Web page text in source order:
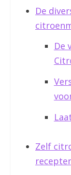
De
De
Zelf